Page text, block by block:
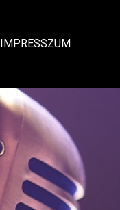
IMPRESSZUM